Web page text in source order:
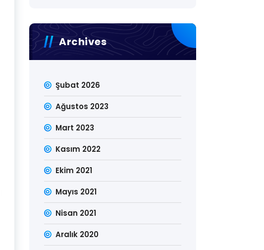
Archives
Şubat 2026
Ağustos 2023
Mart 2023
Kasım 2022
Ekim 2021
Mayıs 2021
Nisan 2021
Aralık 2020